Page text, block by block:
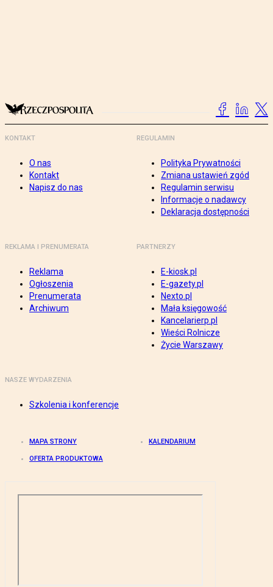
KONTAKT
O nas
Kontakt
Napisz do nas
REGULAMIN
Polityka Prywatności
Zmiana ustawień zgód
Regulamin serwisu
Informacje o nadawcy
Deklaracja dostępności
REKLAMA I PRENUMERATA
Reklama
Ogłoszenia
Prenumerata
Archiwum
PARTNERZY
E-kiosk.pl
E-gazety.pl
Nexto.pl
Mała księgowość
Kancelarierp.pl
Wieści Rolnicze
Życie Warszawy
NASZE WYDARZENIA
Szkolenia i konferencje
MAPA STRONY KALENDARIUM
OFERTA PRODUKTOWA